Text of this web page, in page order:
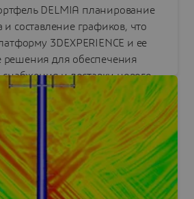
DELMIA планирование
и составление графиков, что
3DEXPERIENCE и ее
решения для обеспечения
снабжения и доставки нового
поколения.
Читать пресс-релиз